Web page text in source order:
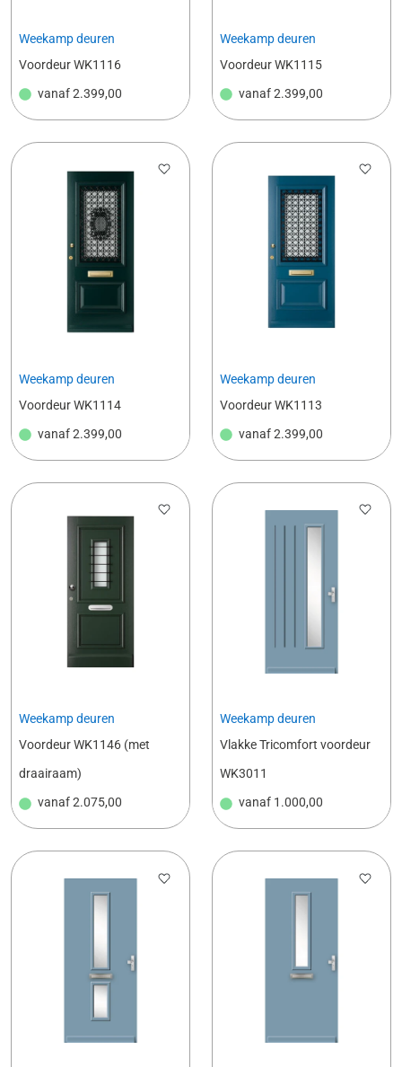
Weekamp deuren
Voordeur WK1116
vanaf2.399,00
Weekamp deuren
Voordeur WK1115
vanaf2.399,00
Weekamp deuren
Voordeur WK1114
vanaf2.399,00
Weekamp deuren
Voordeur WK1113
vanaf2.399,00
Weekamp deuren
Voordeur WK1146 (met
draairaam)
vanaf2.075,00
Weekamp deuren
Vlakke Tricomfort voordeur
WK3011
vanaf 1.000,00